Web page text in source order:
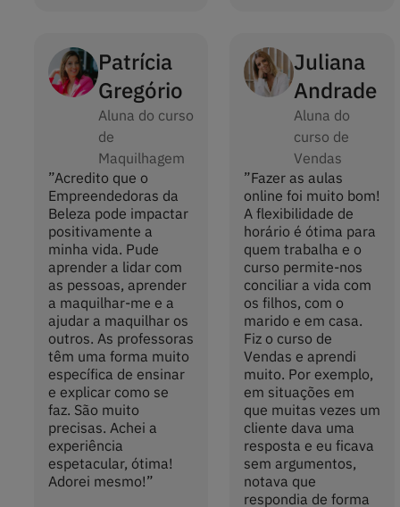
Patrícia
Gregório
Aluna do curso
de
Maquilhagem
”Acredito que o
Empreendedoras da
Beleza pode impactar
positivamente a
minha vida. Pude
aprender a lidar com
as pessoas, aprender
a maquilhar-me e a
ajudar a maquilhar os
outros. As professoras
têm uma forma muito
específica de ensinar
e explicar como se
faz. São muito
precisas. Achei a
experiência
espetacular, ótima!
Adorei mesmo!”
Juliana
Andrade
Aluna do
curso de
Vendas
”Fazer as aulas
online foi muito bom!
A flexibilidade de
horário é ótima para
quem trabalha e o
curso permite-nos
conciliar a vida com
os filhos, com o
marido e em casa.
Fiz o curso de
Vendas e aprendi
muito. Por exemplo,
em situações em
que muitas vezes um
cliente dava uma
resposta e eu ficava
sem argumentos,
notava que
respondia de forma